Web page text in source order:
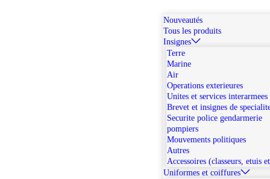
Nouveautés
Tous les produits
Insignes
Terre
Marine
Air
Operations exterieures
Unites et services interarmees
Brevet et insignes de
Securite police gendarmerie
pompiers
Mouvements politiques
Autres
Accessoires (classeurs, etuis
Uniformes et coiffures